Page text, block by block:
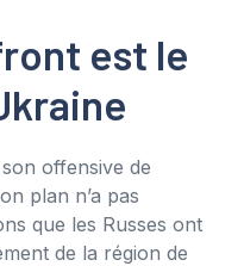
est le
offensive de
plan n’a pas
que les Russes ont
de la région de